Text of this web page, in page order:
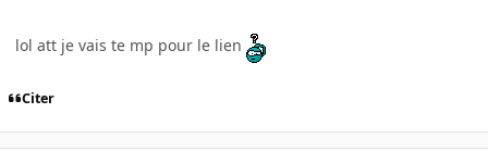
lol att je vais te mp pour le lien
Citer